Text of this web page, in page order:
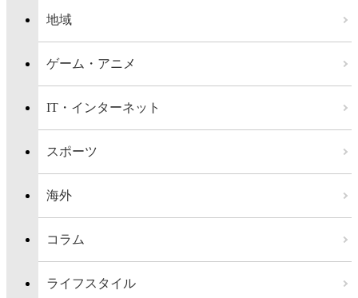
地域
ゲーム・アニメ
IT・インターネット
スポーツ
海外
コラム
ライフスタイル